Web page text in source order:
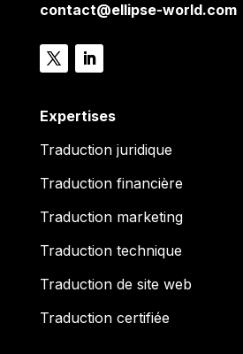
contact@ellipse-world.com
Expertises
Traduction juridique
Traduction financière
Traduction marketing
Traduction technique
Traduction de site web
Traduction certifiée